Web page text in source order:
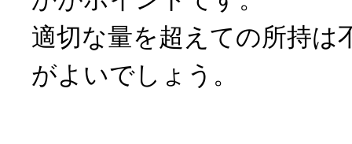
適切な量を超えての所持は
がよいでしょう。